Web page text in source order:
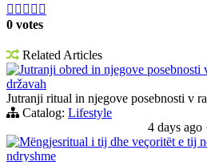
    
0 votes
Related Articles
Jutranji obred in njegove posebnosti
državah
Jutranji ritual in njegove posebnosti v
Catalog: Lifestyle
4 days ago
Mëngjesritual i tij dhe veçoritët e tij
ndryshme